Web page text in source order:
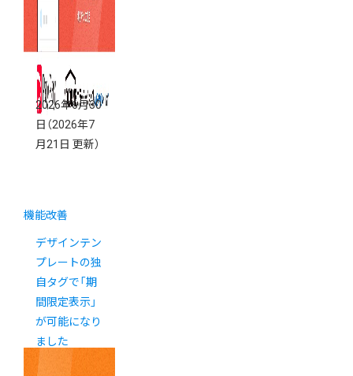
2026年6月30
日 （2026年7
月21日 更新）
機能改善
デザインテン
プレートの独
自タグで「期
間限定表示」
が可能になり
ました